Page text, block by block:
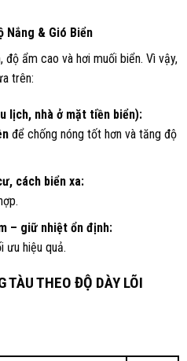
Nắng & Gió Biển
độ ẩm cao và hơi muối biển. Vì vậy,
trên:
lịch, nhà ở mặt tiền biển):
để chống nóng tốt hơn và tăng độ
cách biển xa:
– giữ nhiệt ổn định:
ưu hiệu quả.
TÀU THEO ĐỘ DÀY LÕI